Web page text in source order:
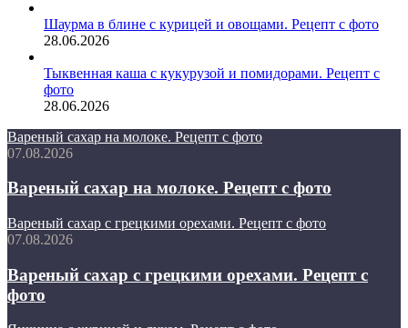
Шаурма в блине с курицей и овощами. Рецепт с фото
28.06.2026
Тыквенная каша с кукурузой и помидорами. Рецепт с
фото
28.06.2026
Вареный сахар на молоке. Рецепт с фото
07.08.2026
Вареный сахар на молоке. Рецепт с фото
Вареный сахар с грецкими орехами. Рецепт с фото
07.08.2026
Вареный сахар с грецкими орехами. Рецепт с
фото